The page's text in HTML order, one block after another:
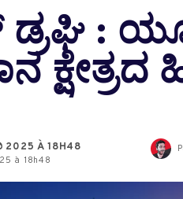
ಡ್ರಘಿ :
2025 À 18H48
à 18h48